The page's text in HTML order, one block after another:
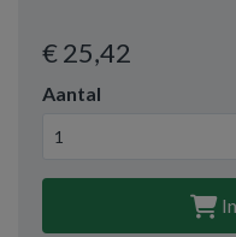
€ 25,42
Aantal